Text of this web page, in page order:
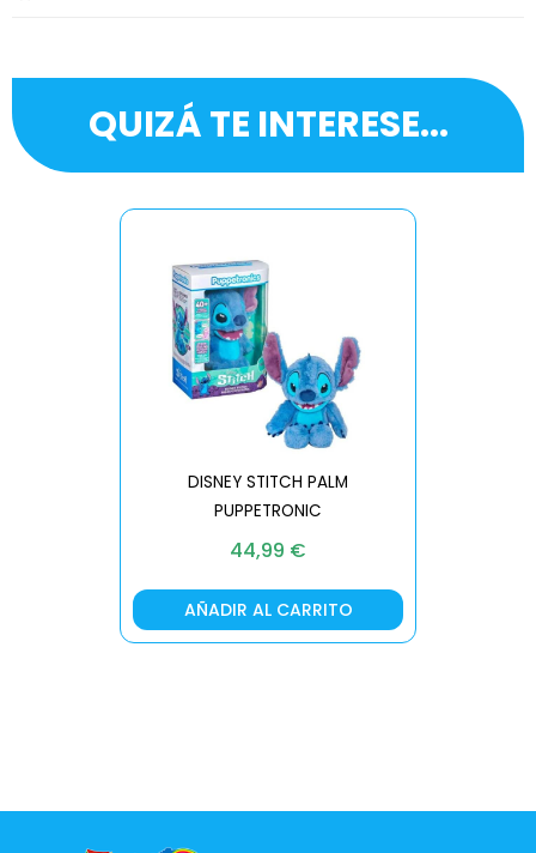
QUIZÁ TE INTERESE...
DISNEY STITCH PALM
PUPPETRONIC
44,99 €
AÑADIR AL CARRITO